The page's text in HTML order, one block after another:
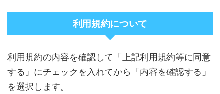
利用規約について
利用規約の内容を確認して「上記利用規約等に同意
する」にチェックを入れてから「内容を確認する」
を選択します。